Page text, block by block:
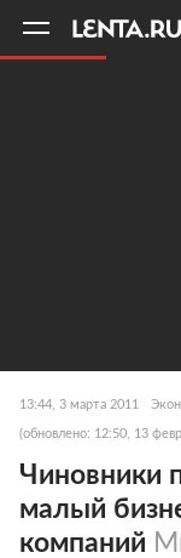
13:44, 3 марта 2011
(обновлено: 12:50, 13
Чиновники
малый
компаний